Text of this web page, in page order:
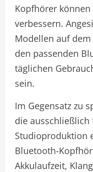
Kopfhörer
verbessern.
Modellen auf
den passenden
täglichen
sein.
Im Gegensatz zu
die
Studioproduktion
Bluetooth-
Akkulaufzeit,